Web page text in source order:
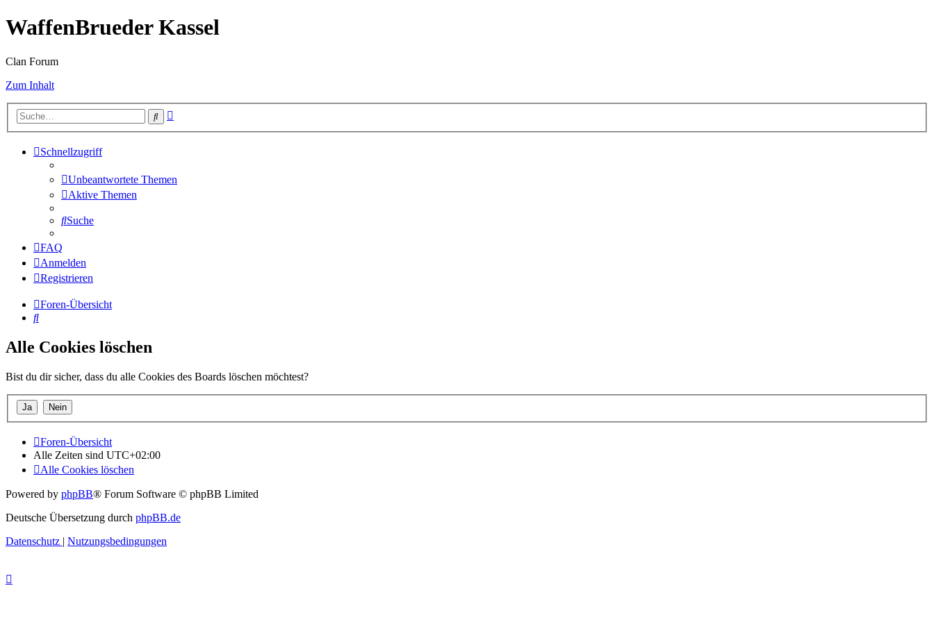
WaffenBrueder Kassel
Clan Forum
Zum Inhalt
Suche
Schnellzugriff
Unbeantwortete Themen
Aktive Themen
Suche
FAQ
Anmelden
Registrieren
Foren-Übersicht
Suche
Alle Cookies löschen
Bist du dir sicher, dass du alle Cookies des Boards löschen möchtest?
Foren-Übersicht
Alle Zeiten sind UTC+02:00
Alle Cookies löschen
Powered by phpBB® Forum Software © phpBB Limited
Deutsche Übersetzung durch phpBB.de
Datenschutz | Nutzungsbedingungen